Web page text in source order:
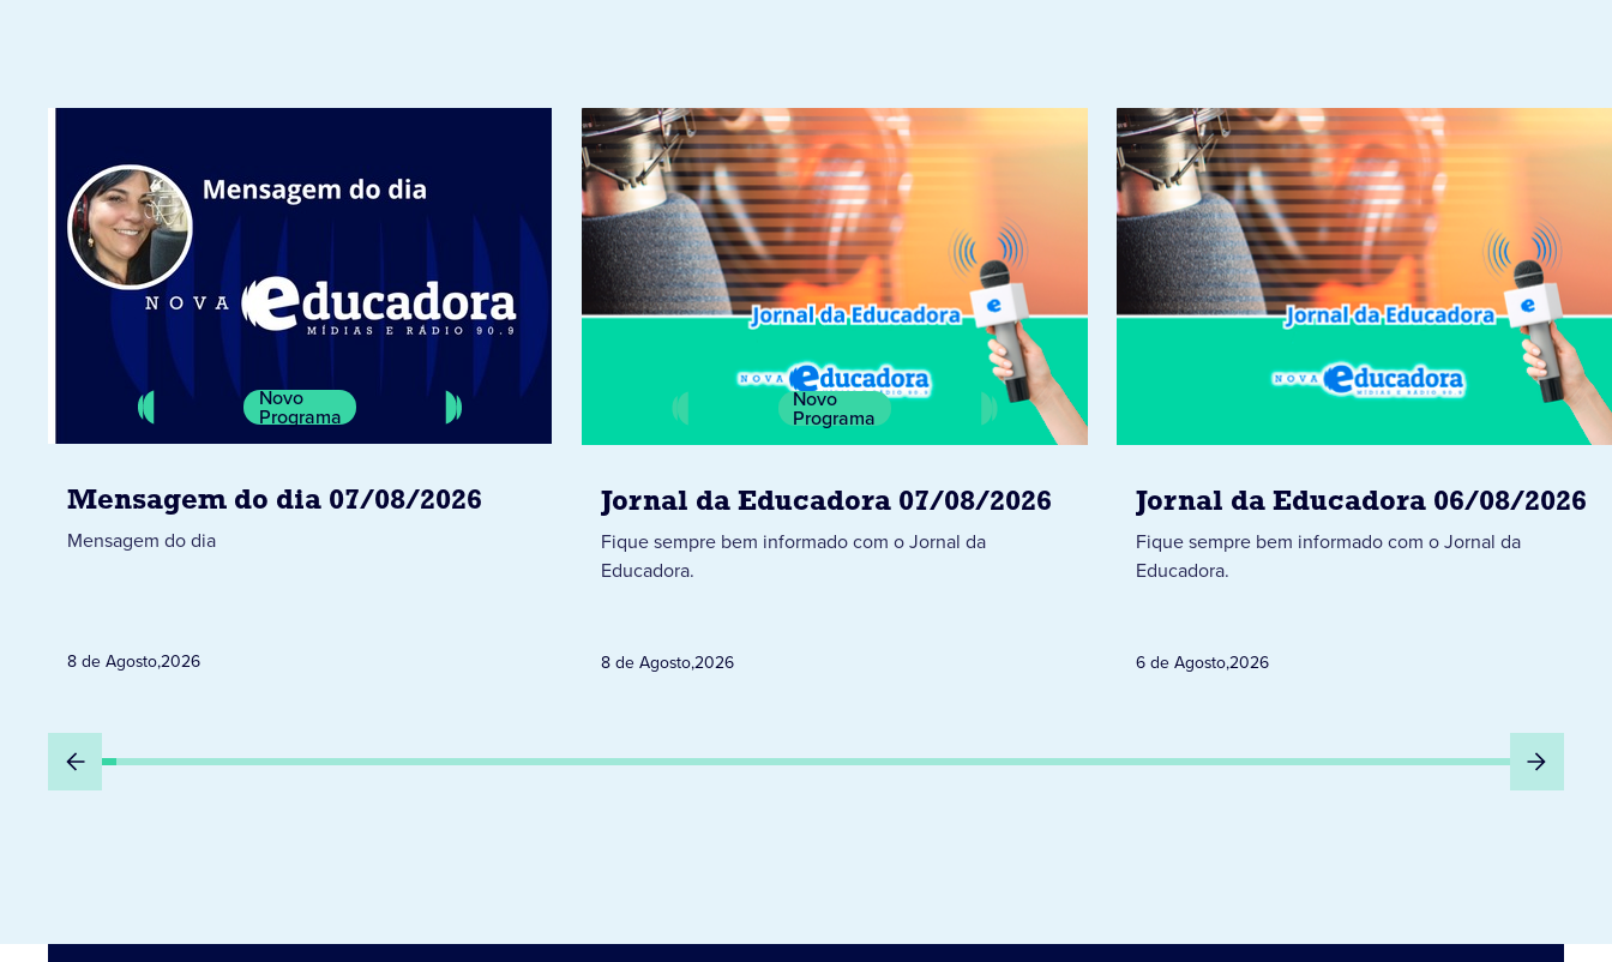
Novo
Programa
Mensagem do dia 07/08/2026
Mensagem do dia
8 de Agosto,2026
Novo
Programa
Jornal da Educadora 07/08/2026
Fique sempre bem informado com o Jornal da
Educadora.
8 de Agosto,2026
Jornal da Educadora 06/08/2026
Fique sempre bem informado com o Jornal da
Educadora.
6 de Agosto,2026